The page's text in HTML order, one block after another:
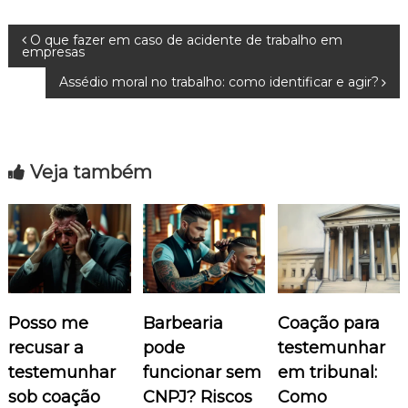
N
e
g
a
ç
ã
o
O que fazer em caso de acidente de trabalho em
empresas
Assédio moral no trabalho: como identificar e agir?
Veja também
Posso me
recusar a
testemunhar
sob coação
Barbearia
pode
funcionar sem
CNPJ? Riscos
Coação para
testemunhar
em tribunal:
Como